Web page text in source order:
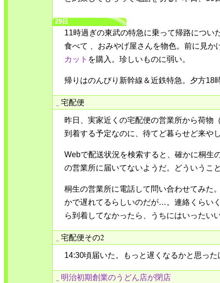
29日
11時過ぎの東武の特急に乗って帰路につい
食べて 、おみやげ屋さんを物色。前に見か
カット を購入。珍しいものに弱い。
帰りはのんびり新幹線＆近鉄特急。夕方18
宅配便
昨日、実家近くの宅配便の営業所から荷物
到着する予定なのに、待てど暮らせど来や
Webで配送状況を検索すると、確かに桐生
の営業所に届いてないようだ。どういうこ
桐生の営業所に電話して問い合わせてみた
かで遅れてるらしいのだが…。連絡くらい
ら到着してなかったら、うちにはいったい
宅配便その2
14:30頃届いた。もっと遅くなるかと思っ
明治初期創業のうどん店が閉店